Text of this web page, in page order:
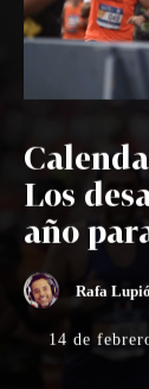
Los
año
Rafa
14 de